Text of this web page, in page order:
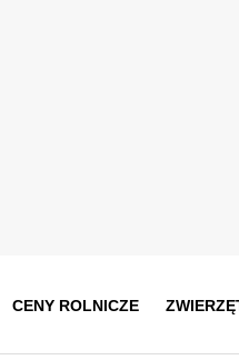
CENY ROLNICZE